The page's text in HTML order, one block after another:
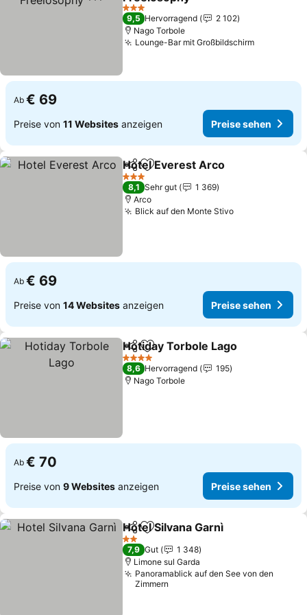
Preise sehen
3 Sterne
9,5 Hervorragend
2 102
Nago Torbole
Lounge-Bar mit GroßbildschirmPreise
Ab € 69
Preise von 11 Websites anzeigen Preise sehen
TeilenZu Favoriten hinzufügen
Hotel Everest Arco
3 Sterne
8,1 Sehr gut
1 369
Arco
Blick auf den Monte StivoPreise sehen
Ab € 69
Preise von 14 Websites anzeigen Preise sehen
TeilenZu Favoriten hinzufügen
Hotiday Torbole Lago
4 Sterne
8,6 Hervorragend
195
Nago Torbole
Ab € 70
Preise von 9 Websites anzeigen Preise sehen
TeilenZu Favoriten hinzufügen
Hotel Silvana Garnì
2 Sterne
7,9 Gut
1 348
Limone sul Garda
Panoramablick auf den See von den
Zimmern